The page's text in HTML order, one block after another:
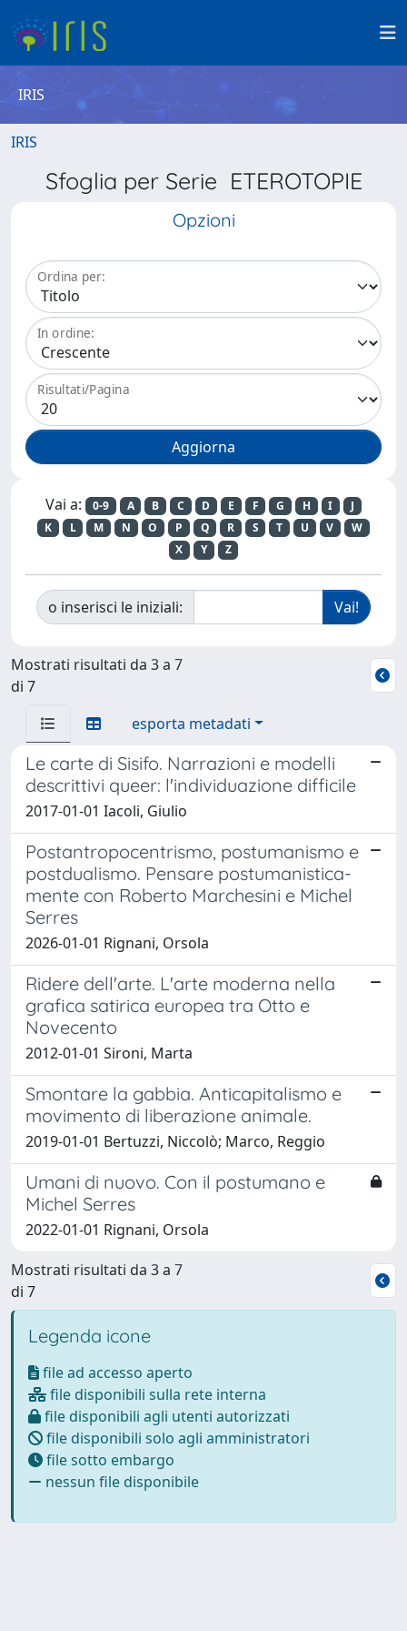
IRIS
IRIS
Sfoglia per Serie ETEROTOPIE
Opzioni
Ordina per:
In ordine:
Risultati/Pagina
Vai a: 0-9 A B C D E F G H I
J
K
L M N O P Q R S T U V
W
X
Y Z
o inserisci le iniziali:
Mostrati risultati da 3 a 7
di 7
esporta metadati
Le carte di Sisifo. Narrazioni e modelli
descrittivi queer: l'individuazione difficile
2017-01-01 Iacoli, Giulio
Postantropocentrismo, postumanismo e
postdualismo. Pensare postumanistica-
mente con Roberto Marchesini e Michel
Serres
2026-01-01 Rignani, Orsola
Ridere dell'arte. L'arte moderna nella
grafica satirica europea tra Otto e
Novecento
2012-01-01 Sironi, Marta
Smontare la gabbia. Anticapitalismo e
movimento di liberazione animale.
2019-01-01 Bertuzzi, Niccolò; Marco, Reggio
Umani di nuovo. Con il postumano e
Michel Serres
2022-01-01 Rignani, Orsola
Mostrati risultati da 3 a 7
di 7
Legenda icone
file ad accesso aperto
file disponibili sulla rete interna
file disponibili agli utenti autorizzati
file disponibili solo agli amministratori
file sotto embargo
nessun file disponibile